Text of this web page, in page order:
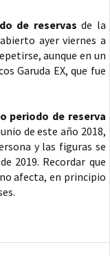
de reservas de la
ayer viernes a
aunque en un
Garuda EX, que fue
periodo de reserva
de este año 2018,
y las figuras se
2019. Recordar que
afecta, en principio